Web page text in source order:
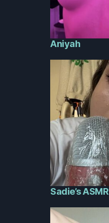
Aniyah
Sadie’s ASMR